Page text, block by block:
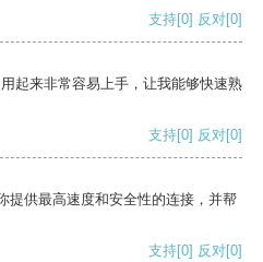
支持[0] 反对[0]
起来非常容易上手，让我能够快速熟
支持[0] 反对[0]
提供最高速度和安全性的连接，并帮
支持[0] 反对[0]